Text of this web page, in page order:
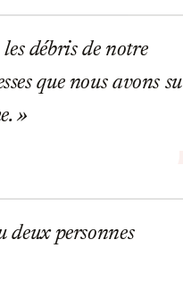
débris de notre
que nous avons su
deux personnes